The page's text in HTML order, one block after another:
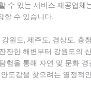
수 있는 서비스 제공업
할 수 있습니다.
강원도, 제주도, 경상도,
잔한 해변부터 강원도의
험을 통해 자연 및 문화
도감을 찾으려는 열정적